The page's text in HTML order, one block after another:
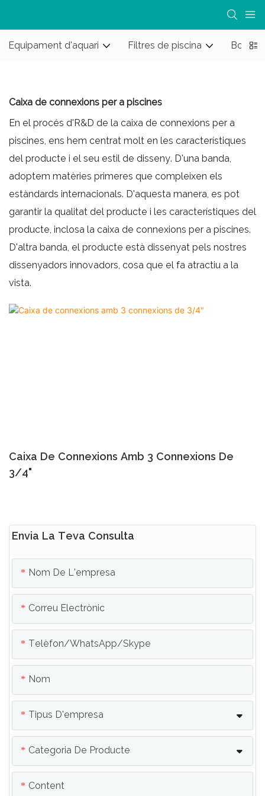
Equipament d'aquari Filtres de piscina
Envia La Teva Consulta
Nom De L'empresa
Correu Electrònic
Telèfon/WhatsApp/Skype
Nom
Tipus D'empresa
Categoria De Producte
Content
Caixa de connexions per a piscines
En el procés d'R&D de la caixa de connexions per a
piscines, ens hem centrat molt en les característiques
del producte i el seu estil de disseny. D'una banda,
adoptem matèries primeres que compleixen els
estàndards internacionals. D'aquesta manera, es pot
garantir la qualitat del producte i les característiques del
producte, inclosa la caixa de connexions per a piscines.
D'altra banda, el producte està dissenyat pels nostres
dissenyadors innovadors, cosa que el fa atractiu a la
vista.
Caixa De Connexions Amb 3 Connexions De
3/4"